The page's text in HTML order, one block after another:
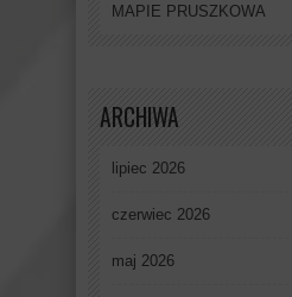
MAPIE PRUSZKOWA
ARCHIWA
lipiec 2026
czerwiec 2026
maj 2026